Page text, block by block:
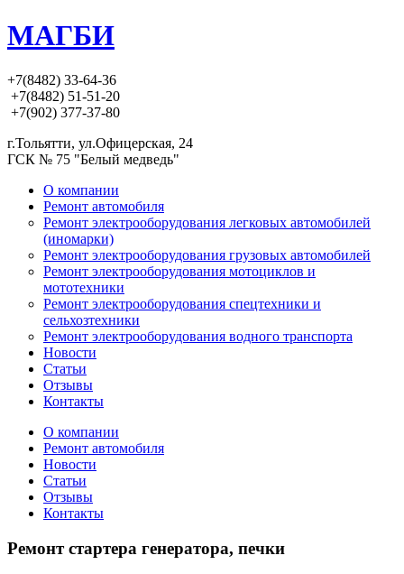
МАГБИ
+7(8482) 33-64-36
+7(8482) 51-51-20
+7(902) 377-37-80
г.Тольятти, ул.Офицерская, 24
ГСК № 75 "Белый медведь"
О компании
Ремонт автомобиля
Ремонт электрооборудования легковых автомобилей
(иномарки)
Ремонт электрооборудования грузовых автомобилей
Ремонт электрооборудования мотоциклов и
мототехники
Ремонт электрооборудования спецтехники и
сельхозтехники
Ремонт электрооборудования водного транспорта
Новости
Статьи
Отзывы
Контакты
О компании
Ремонт автомобиля
Новости
Статьи
Отзывы
Контакты
Ремонтстартера генератора, печки